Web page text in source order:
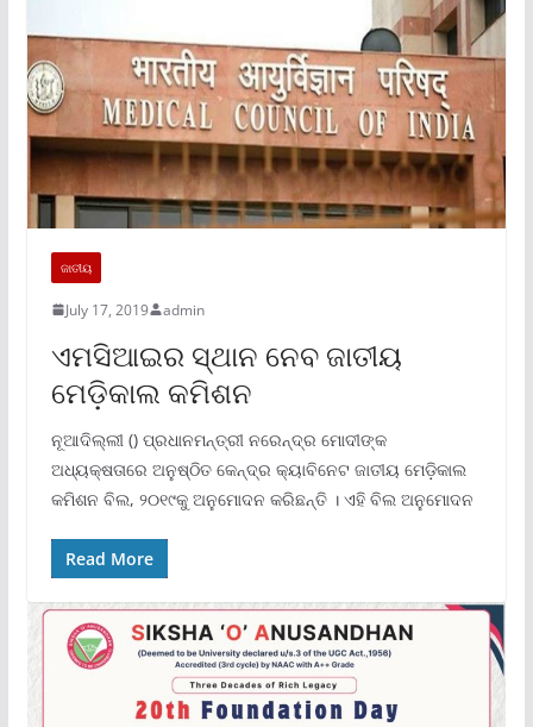
ଜାତୀୟ
July 17, 2019 admin
ଏମସିଆଇର ସ୍ଥାନ ନେବ ଜାତୀୟ
ମେଡ଼ିକାଲ କମିଶନ
ନୂଆଦିଲ୍ଲୀ () ପ୍ରଧାନମନ୍ତ୍ରୀ ନରେନ୍ଦ୍ର ମୋଦୀଙ୍କ
ଅଧ୍ୟକ୍ଷତାରେ ଅନୁଷ୍ଠିତ କେନ୍ଦ୍ର କ୍ୟାବିନେଟ ଜାତୀୟ ମେଡ଼ିକାଲ
କମିଶନ ବିଲ, ୨୦୧୯କୁ ଅନୁମୋଦନ କରିଛନ୍ତି । ଏହି ବିଲ ଅନୁମୋଦନ
Read More